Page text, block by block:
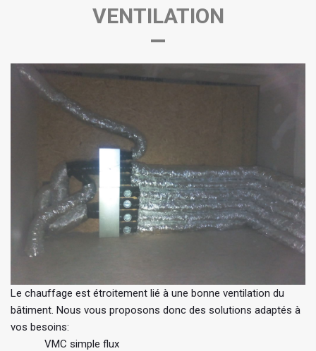
VENTILATION
Le chauffage est étroitement lié à une bonne ventilation du
bâtiment. Nous vous proposons donc des solutions adaptés à
vos besoins:
VMC simple flux